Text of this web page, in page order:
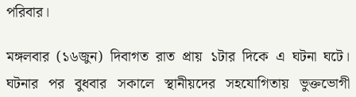
পরিবার।
মঙ্গলবার (১৬জুন) দিবাগত রাত প্রায় ১টার দিকে এ ঘটনা ঘটে।
ঘটনার পর বুধবার সকালে স্থানীয়দের সহযোগিতায় ভুক্তভোগী